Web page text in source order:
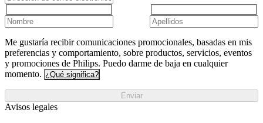
Me gustaría recibir comunicaciones promocionales, basadas en mis
preferencias y comportamiento, sobre productos, servicios, eventos
y promociones de Philips. Puedo darme de baja en cualquier
momento. ¿Qué significa?
Enviar
Avisos legales